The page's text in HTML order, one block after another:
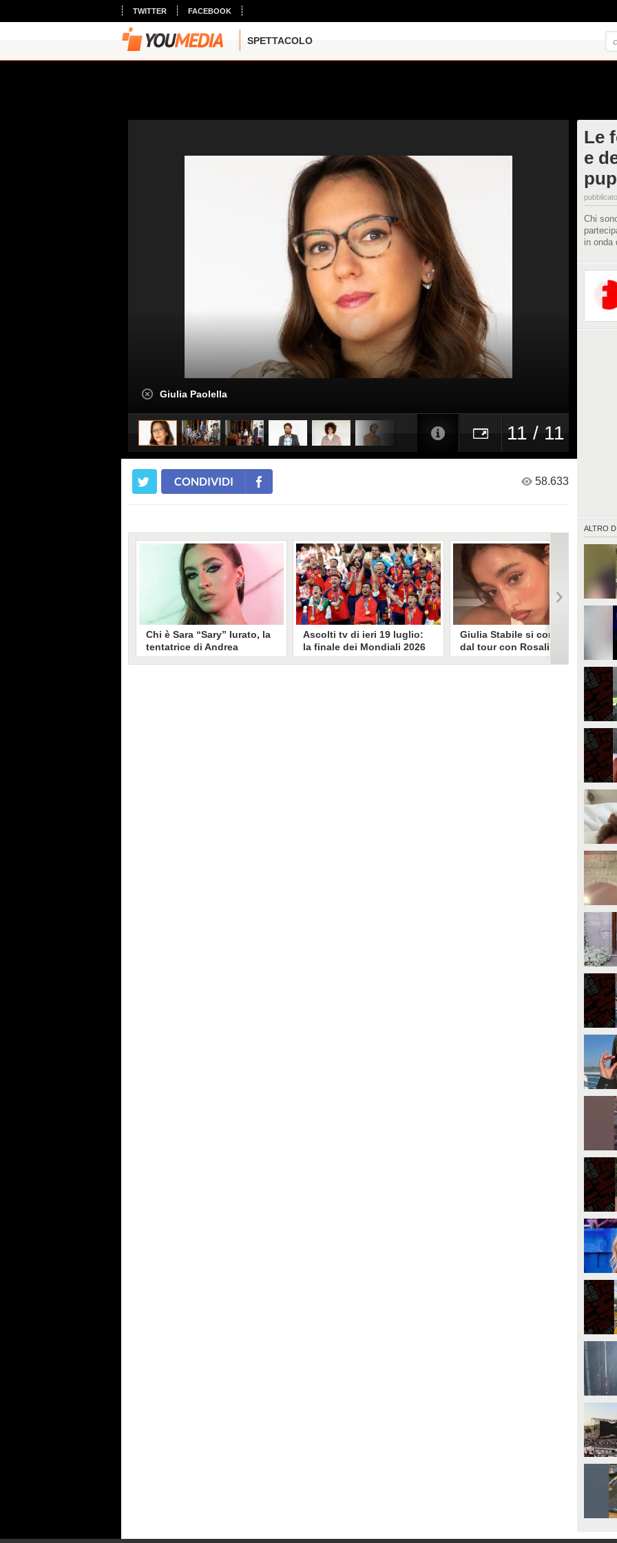
TWITTER FACEBOOK
SPETTACOLO
Giulia Paolella
11 / 11
Le
e
Chi
in onda
ALTRO DI
CONDIVIDI 58.633
Chi è Sara “Sary” Iurato, la
tentatrice di Andrea
Petraroli a Temptation
Ascolti tv di ieri 19 luglio:
la finale dei Mondiali 2026
Spagna-Argentina
Giulia Stabile si confessa
dal tour con Rosalia: "Non
sono stata bene, costretta
ballo di Rosalia, Giulia Stabile si è
lasciata andare a una confessione
altri. A volte è già dentro di noi".